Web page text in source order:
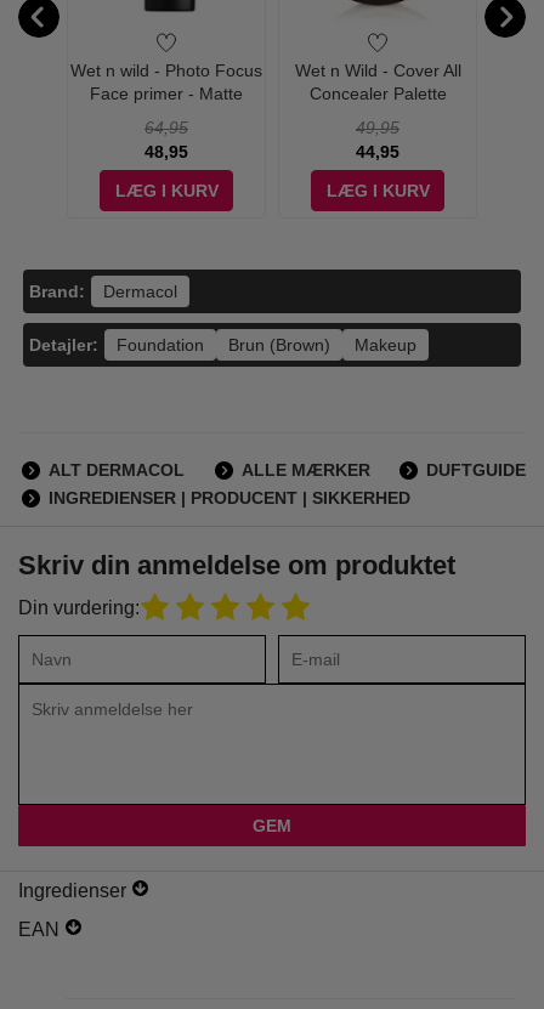
Wet n wild - Photo Focus
Face primer - Matte
64,95
48,95
LÆG I KURV
Wet n Wild - Cover All
Concealer Palette
49,95
44,95
LÆG I KURV
Brand: Dermacol
Detajler: Foundation Brun (Brown) Makeup
ALT DERMACOL ALLE MÆRKER
DUFTGUIDE
INGREDIENSER | PRODUCENT | SIKKERHED
Skriv din anmeldelse om produktet
Din vurdering:
Ingredienser
EAN